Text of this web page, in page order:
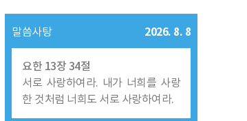
말씀사탕 2026. 8. 8
요한 13장 34절
서로 사랑하여라. 내가 너희를 사랑
한 것처럼 너희도 서로 사랑하여라.